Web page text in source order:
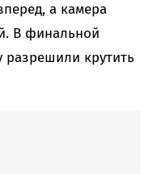
а камера
В финальной
разрешили крутить